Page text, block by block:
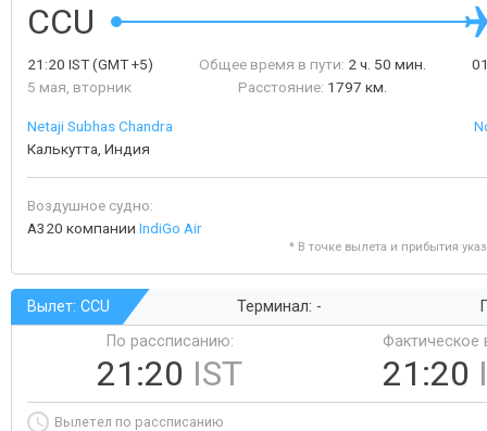
CCU
21:20 IST(GMT +5)
5 мая, вторник
Общее время в пути: 2 ч. 50 мин.
Расстояние: 1797 км.
Netaji Subhas Chandra
Калькутта, Индия
Воздушное судно:
A320 компании IndiGo Air
* В точке вылета и прибытия
Вылет: CCU Терминал: -
По рассписанию:
21:20 IST
Фактическое
21:20
Вылетел по рассписанию